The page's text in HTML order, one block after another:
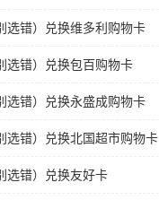
选错）兑换维多利购物卡
选错）兑换包百购物卡
选错）兑换永盛成购物卡
选错）兑换北国超市购物卡
选错）兑换友好卡